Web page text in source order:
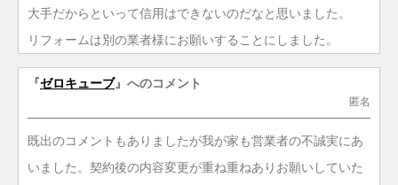
大手だからといって信用はできないのだなと思いました。
リフォームは別の業者様にお願いすることにしました。
『ゼロキューブ』へのコメント
匿名
既出のコメントもありましたが我が家も営業者の不誠実にあ
いました。契約後の内容変更が重ね重ねありお願いしていた